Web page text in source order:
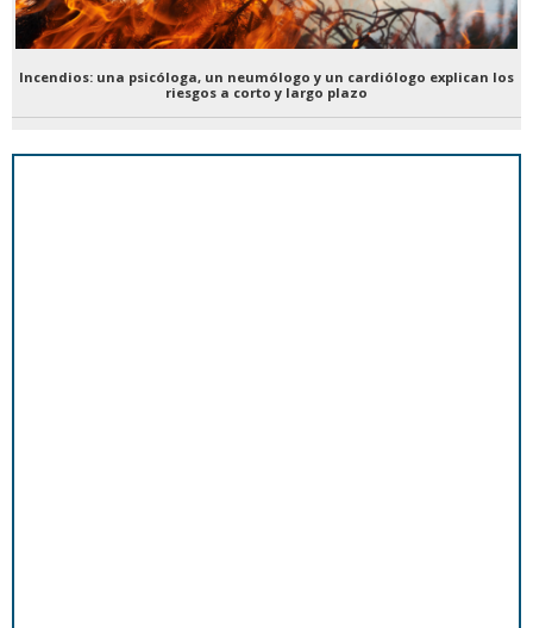
Incendios: una psicóloga, un neumólogo y un cardiólogo explican los
riesgos a corto y largo plazo